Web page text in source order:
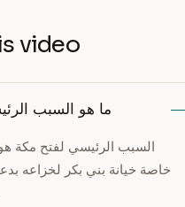
video
ما هو السبب
السبب الرئيسي لفتح مكة
خاصة خيانة بني بكر لخزاعه